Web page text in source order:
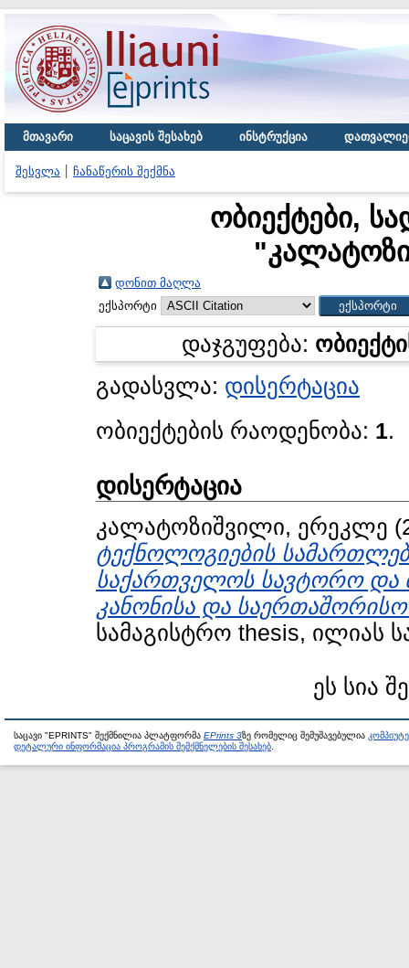
მთავარი საცავის შესახებ ინსტრუქცია
შესვლა ჩანაწერის შექმნა
ობიექტები,
"
დონით მაღლა
ექსპორტი
დაჯგუფება:
გადასვლა: დისერტაცია
ობიექტების რაოდენობა: 1.
დისერტაცია
კალატოზიშვილი, ერეკლე
ტექნოლოგიების
საქართველოს სავტორო და
კანონისა და
სამაგისტრო thesis, ილიას
ეს სია
საცავი "EPRINTS" შექმნილია პლატფორმა EPrints 3ზე რომელიც შემუშავებულია
დეტალური ინფორმაცია პროგრამის შემქმნელების შესახებ